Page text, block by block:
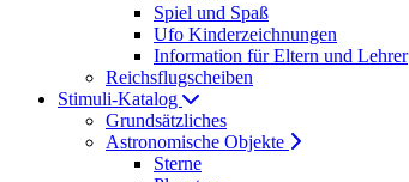
Spiel und Spaß
Ufo Kinderzeichnungen
Information für Eltern und Lehrer
Reichsflugscheiben
Stimuli-Katalog
Grundsätzliches
Astronomische Objekte
Sterne